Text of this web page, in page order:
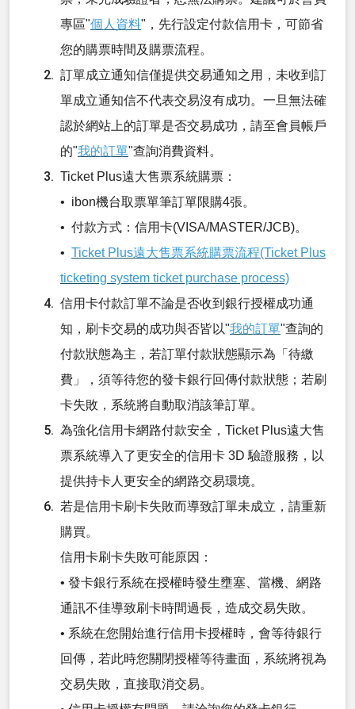
專區"個人資料"，先行設定付款信用卡，可節省
您的購票時間及購票流程。
訂單成立通知信僅提供交易通知之用，未收到訂
單成立通知信不代表交易沒有成功。一旦無法確
認於網站上的訂單是否交易成功，請至會員帳戶
的"我的訂單"查詢消費資料。
Ticket Plus遠大售票系統購票：
• ibon機台取票單筆訂單限購4張。
• 付款方式：信用卡(VISA/MASTER/JCB)。
• Ticket Plus遠大售票系統購票流程(Ticket Plus
ticketing system ticket purchase process)
信用卡付款訂單不論是否收到銀行授權成功通
知，刷卡交易的成功與否皆以"我的訂單"查詢的
付款狀態為主，若訂單付款狀態顯示為「待繳
費」，須等待您的發卡銀行回傳付款狀態；若刷
卡失敗，系統將自動取消該筆訂單。
為強化信用卡網路付款安全，Ticket Plus遠大售
票系統導入了更安全的信用卡 3D 驗證服務，以
提供持卡人更安全的網路交易環境。
若是信用卡刷卡失敗而導致訂單未成立，請重新
購買。
信用卡刷卡失敗可能原因：
• 發卡銀行系統在授權時發生壅塞、當機、網路
通訊不佳導致刷卡時間過長，造成交易失敗。
• 系統在您開始進行信用卡授權時，會等待銀行
回傳，若此時您關閉授權等待畫面，系統將視為
交易失敗，直接取消交易。